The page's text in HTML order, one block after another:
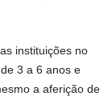
instituições no
3 a 6 anos e
a aferição de